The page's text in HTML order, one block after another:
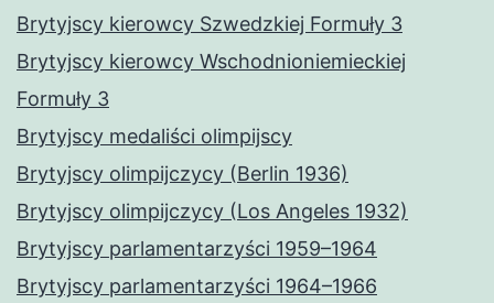
Brytyjscy kierowcy Szwedzkiej Formuły 3
Brytyjscy kierowcy Wschodnioniemieckiej
Formuły 3
Brytyjscy medaliści olimpijscy
Brytyjscy olimpijczycy (Berlin 1936)
Brytyjscy olimpijczycy (Los Angeles 1932)
Brytyjscy parlamentarzyści 1959–1964
Brytyjscy parlamentarzyści 1964–1966